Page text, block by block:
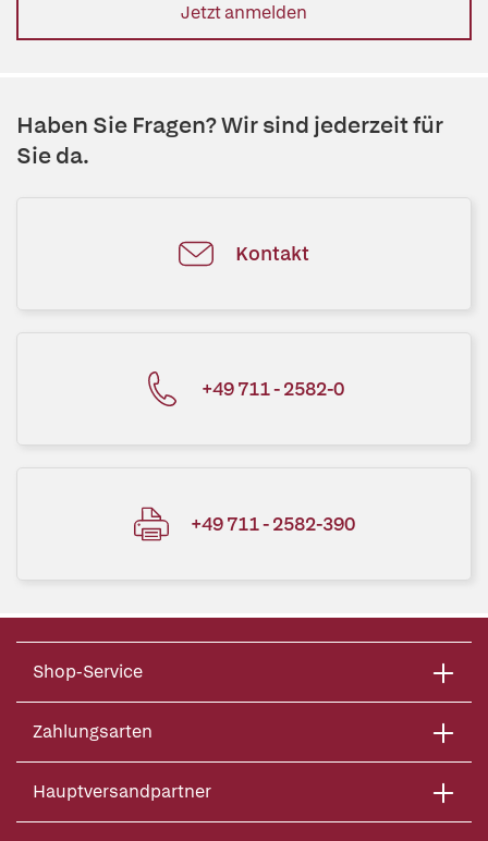
Jetzt anmelden
Haben Sie Fragen? Wir sind jederzeit für
Sie da.
Kontakt
+49 711 - 2582-0
+49 711 - 2582-390
Shop-Service
Zahlungsarten
Hauptversandpartner